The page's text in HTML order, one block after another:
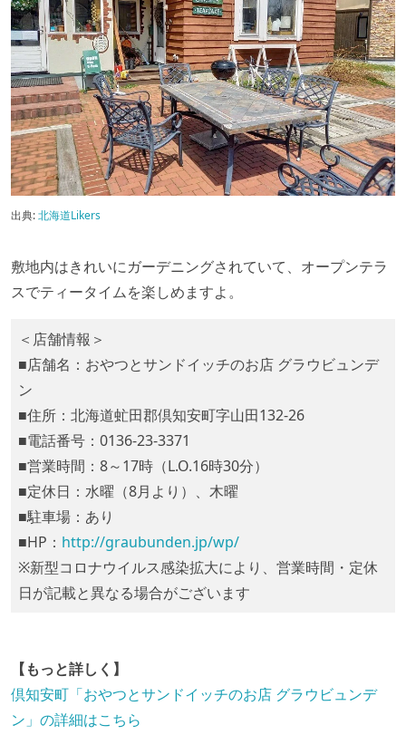
出典:北海道Likers
敷地内はきれいにガーデニングされていて、オープンテラ
スでティータイムを楽しめますよ。
＜店舗情報＞
■店舗名：おやつとサンドイッチのお店 グラウビュンデ
ン
■住所：北海道虻田郡倶知安町字山田132-26
■電話番号：0136-23-3371
■営業時間：8～17時（L.O.16時30分）
■定休日：水曜（8月より）、木曜
■駐車場：あり
■HP： http://graubunden.jp/wp/
※新型コロナウイルス感染拡大により、営業時間・定休
日が記載と異なる場合がございます
【もっと詳しく】
倶知安町「おやつとサンドイッチのお店 グラウビュンデ
ン」の詳細はこちら